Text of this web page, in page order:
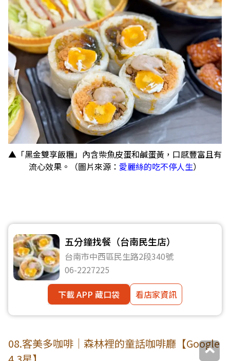
▲「黑金雙享飯糰」內含柴魚皮蛋和鹹蛋黃，口感豐富且有
流心效果。（圖片來源： 愛麗絲的吃不停人生）
五分鐘找餐（台南民生店）
台南市中西區民生路2段340號
06-2227225
下載 APP 藏口袋
看店家資訊
08.客美多咖啡｜森林裡的童話咖啡廳【Google